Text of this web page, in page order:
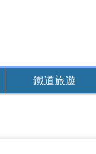
鐵道旅遊